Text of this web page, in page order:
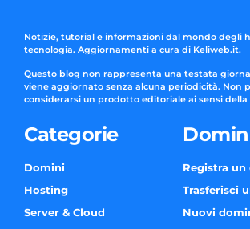
Notizie, tutorial e informazioni dal mondo degli
tecnologia. Aggiornamenti a cura di Keliweb.it.
Questo blog non rappresenta una testata
viene aggiornato senza alcuna periodicità. Non
considerarsi un prodotto editoriale ai sensi della
Categorie
Domini
Hosting
Server & Cloud
Registra
Trasferisci
Nuovi